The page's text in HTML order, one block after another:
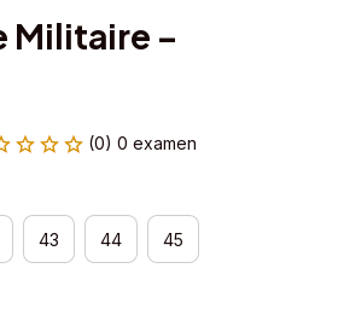
Militaire –
(0) 0 examen
43 44 45